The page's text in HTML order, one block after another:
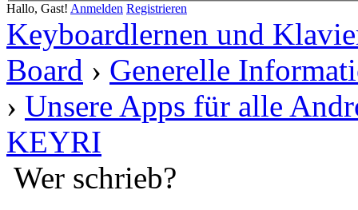
Hallo, Gast! Anmelden Registrieren
Keyboardlernen und
Board › Generelle
› Unsere Apps für alle
KEYRI
Wer schrieb?